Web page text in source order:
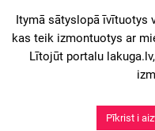
Itymā sātyslopā īvītuotys
kas teik izmontuotys ar
Lītojūt portalu
Pīkrist i